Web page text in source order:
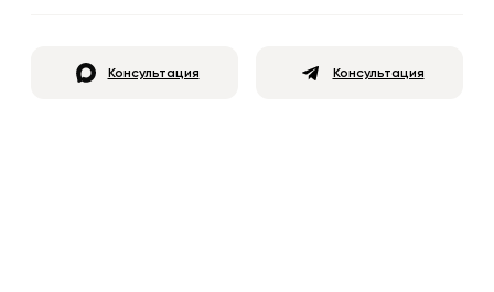
Консультация Консультация